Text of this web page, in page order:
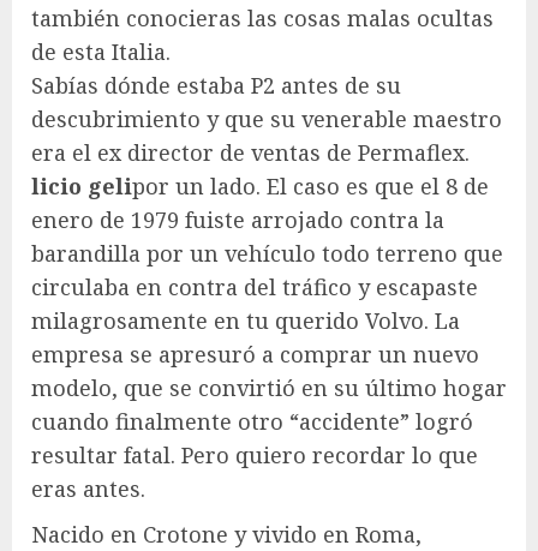
también conocieras las cosas malas ocultas
de esta Italia.
Sabías dónde estaba P2 antes de su
descubrimiento y que su venerable maestro
era el ex director de ventas de Permaflex.
licio gelipor un lado. El caso es que el 8 de
enero de 1979 fuiste arrojado contra la
barandilla por un vehículo todo terreno que
circulaba en contra del tráfico y escapaste
milagrosamente en tu querido Volvo. La
empresa se apresuró a comprar un nuevo
modelo, que se convirtió en su último hogar
cuando finalmente otro “accidente” logró
resultar fatal. Pero quiero recordar lo que
eras antes.
Nacido en Crotone y vivido en Roma,